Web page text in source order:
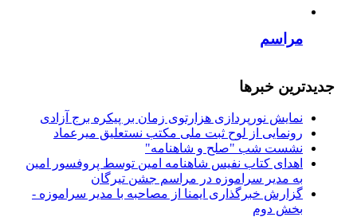
مراسم
جدیدترین خبرها
نمایش نورپردازی هزارتوی زمان بر پیکره برج آزادی
رونمایی از لوح ثبت ملی مكتب نستعلیق میرعماد
نشست شب "صلح و شاهنامه"
اهدای کتاب نفیس شاهنامه امین توسط پروفسور امین
به مدیر سراموزه در مراسم جشن تیرگان
گزارش خبرگذاری ایمنا از مصاحبه با مدیر سراموزه -
بخش دوم